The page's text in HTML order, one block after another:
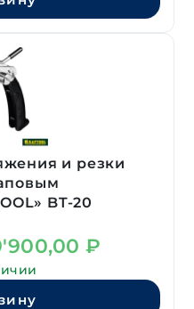
и резки
BT-20
₽.
₽Текущая
19'900,00 ₽.